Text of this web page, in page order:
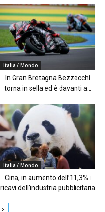
Italia / Mondo
In Gran Bretagna Bezzecchi
torna in sella ed è davanti a...
Italia / Mondo
Cina, in aumento dell’11,3% i
ricavi dell’industria pubblicitaria